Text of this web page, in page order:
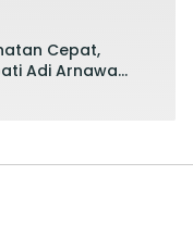
Cepat,
Adi Arnawa